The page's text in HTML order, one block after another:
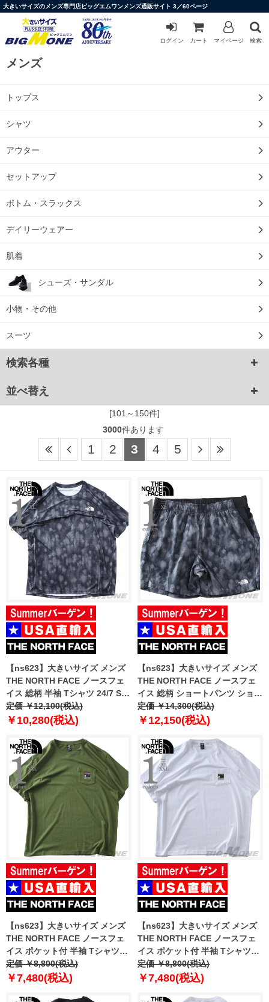
大きいサイズのメンズ専門店ビッグエムワンメンズ通販サイト 3／60ページ
ログイン カート マイページ 検索
メンズ
トップス
シャツ
アウター
セットアップ
ボトム・スラックス
デイリーウェアー
肌着
シューズ・サンダル
小物・その他
スーツ
検索各種
並べ替え
[101～150件]
3000件あります
1 2 3 4 5
【ns623】大きいサイズ メンズ
THE NORTH FACE ノースフェ
イス 総柄 半袖 Tシャツ 24/7 SS
TEE-PRINT USA直輸入
nf0a8g85-mf4
定価 ￥12,100(税込)
￥10,280(税込)
【ns623】大きいサイズ メンズ
THE NORTH FACE ノースフェ
イス 総柄 ショートパンツ ショー
ツ 24/7 SS SHORTS-PRINT
USA直輸入 nf0a8g86-mf4
定価 ￥14,300(税込)
￥12,150(税込)
【ns623】大きいサイズ メンズ
THE NORTH FACE ノースフェ
イス ポケット付 半袖 Tシャツ
MOUNTAIN LOGO RLX SS TEE
USA直輸入 nf0a8guu-bri
定価 ￥8,800(税込)
￥7,480(税込)
【ns623】大きいサイズ メンズ
THE NORTH FACE ノースフェ
イス ポケット付 半袖 Tシャツ
MOUNTAIN LOGO RLX SS TEE
USA直輸入 nf0a8guu-fn4
定価 ￥8,800(税込)
￥7,480(税込)